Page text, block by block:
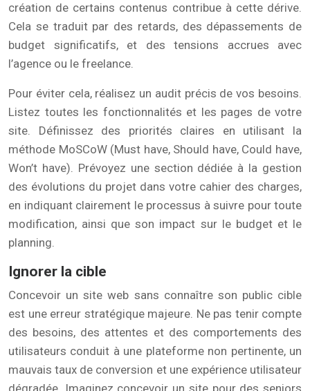
création de certains contenus contribue à cette dérive.
Cela se traduit par des retards, des dépassements de
budget significatifs, et des tensions accrues avec
l’agence ou le freelance.
Pour éviter cela, réalisez un audit précis de vos besoins.
Listez toutes les fonctionnalités et les pages de votre
site. Définissez des priorités claires en utilisant la
méthode MoSCoW (Must have, Should have, Could have,
Won’t have). Prévoyez une section dédiée à la gestion
des évolutions du projet dans votre cahier des charges,
en indiquant clairement le processus à suivre pour toute
modification, ainsi que son impact sur le budget et le
planning.
Ignorer la cible
Concevoir un site web sans connaître son public cible
est une erreur stratégique majeure. Ne pas tenir compte
des besoins, des attentes et des comportements des
utilisateurs conduit à une plateforme non pertinente, un
mauvais taux de conversion et une expérience utilisateur
dégradée. Imaginez concevoir un site pour des seniors